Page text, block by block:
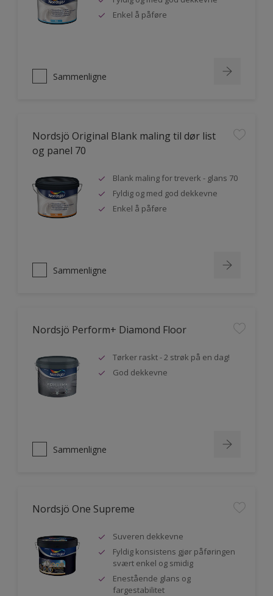
Enkel å påføre
Sammenligne
Nordsjö Original Blank maling til dør list
og panel 70
Blank maling for treverk - glans 70
Fyldig og med god dekkevne
Enkel å påføre
Sammenligne
Nordsjö Perform+ Diamond Floor
Tørker raskt - 2 strøk på en dag!
God dekkevne
Sammenligne
Nordsjö One Supreme
Suveren dekkevne
Fyldig konsistens gjør påføringen
svært enkel og smidig
Enestående glans og
fargestabilitet